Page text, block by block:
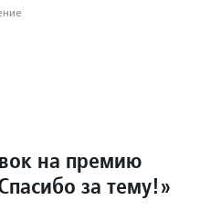
на премию
за тему!»